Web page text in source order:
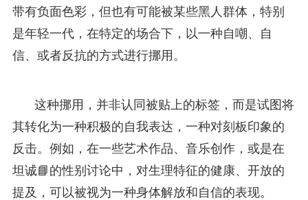
带有负面色彩，但也有可能被某些黑人群体，特别
是年轻一代，在特定的场合下，以一种自嘲、自
信、或者反抗的方式进行挪用。
这种挪用，并非认同被贴上的标签，而是试图将
其转化为一种积极的自我表达，一种对刻板印象的
反击。例如，在一些艺术作品、音乐创作，或是在
坦诚📘的性别讨论中，对生理特征的健康、开放的
提及，可以被视为一种身体解放和自信的表现。